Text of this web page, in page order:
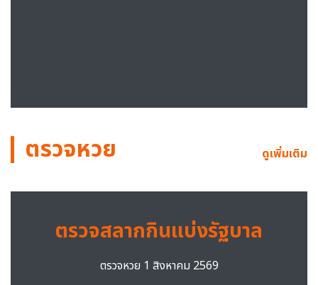
ตรวจหวย ดูเพิ่มเติม
ตรวจสลากกินแบ่งรัฐบาล
ตรวจหวย 1 สิงหาคม 2569